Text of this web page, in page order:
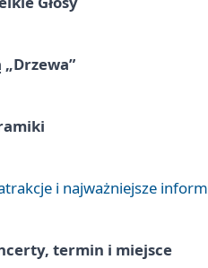
i najważniejsze
termin i miejsce